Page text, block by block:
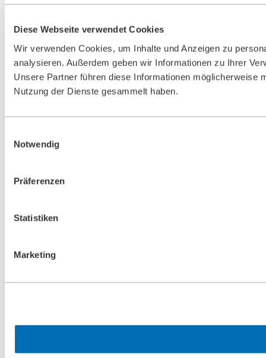
Diese Webseite verwendet Cookies
Wir verwenden Cookies, um Inhalte und Anzeigen zu
analysieren. Außerdem geben wir Informationen zu Ihrer
Unsere Partner führen diese Informationen möglicherweise
Nutzung der Dienste gesammelt haben.
Notwendig
Präferenzen
Statistiken
Marketing